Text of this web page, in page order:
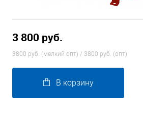
3 800 руб.
3800 руб. (мелкий опт) / 3800 руб. (опт)
В корзину